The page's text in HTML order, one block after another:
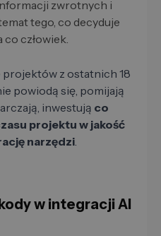
zwrotnych i
tego, co decyduje
człowiek.
projektów z ostatnich 18
powiodą się, pomijają
inwestują co
projektu w jakość
narzędzi.
w integracji AI